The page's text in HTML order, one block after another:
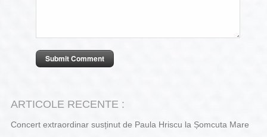
ARTICOLE RECENTE :
Concert extraordinar susținut de Paula Hriscu la Șomcuta Mare